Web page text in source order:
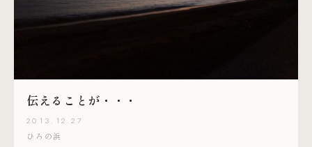
伝えることが・・・
2013.12.27
ひろの浜